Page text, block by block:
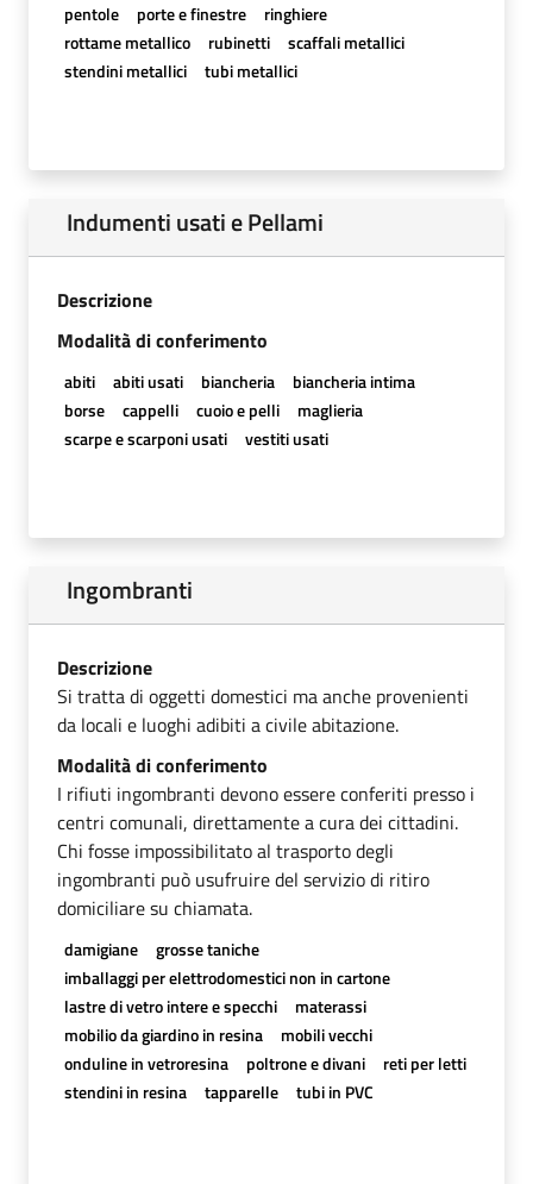
pentole
porte e finestre
ringhiere
rottame metallico
rubinetti
scaffali metallici
stendini metallici
tubi metallici
Indumenti usati e Pellami
Descrizione
Modalità di conferimento
abiti abiti usati biancheria
biancheria intima
borse
cappelli cuoio e pelli
maglieria
scarpe e scarponi usati
vestiti usati
Ingombranti
Descrizione
Si tratta di oggetti domestici ma anche provenienti
da locali e luoghi adibiti a civile abitazione.
Modalità di conferimento
I rifiuti ingombranti devono essere conferiti presso i
centri comunali, direttamente a cura dei cittadini.
Chi fosse impossibilitato al trasporto degli
ingombranti può usufruire del servizio di ritiro
domiciliare su chiamata.
damigiane
grosse taniche
imballaggi per elettrodomestici non in cartone
lastre di vetro intere e specchi
materassi
mobilio da giardino in resina
mobili vecchi
onduline in vetroresina
poltrone e divani
reti per letti
stendini in resina
tapparelle tubi in PVC